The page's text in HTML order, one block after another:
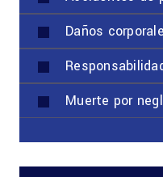
Daños
Muerte por